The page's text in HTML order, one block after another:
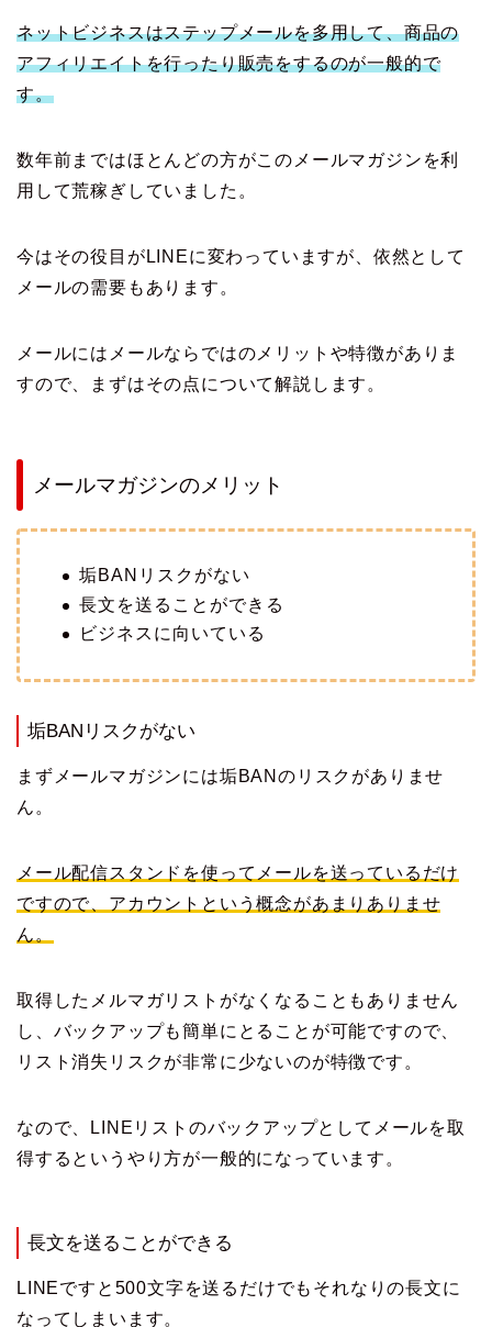
ネットビジネスはステップメールを多用して、商品の
アフィリエイトを行ったり販売をするのが一般的で
す。
数年前まではほとんどの方がこのメールマガジンを利
用して荒稼ぎしていました。
今はその役目がLINEに変わっていますが、依然として
メールの需要もあります。
メールにはメールならではのメリットや特徴がありま
すので、まずはその点について解説します。
メールマガジンのメリット
垢BANリスクがない
長文を送ることができる
ビジネスに向いている
垢BANリスクがない
まずメールマガジンには垢BANのリスクがありませ
ん。
メール配信スタンドを使ってメールを送っているだけ
ですので、アカウントという概念があまりありませ
ん。
取得したメルマガリストがなくなることもありません
し、バックアップも簡単にとることが可能ですので、
リスト消失リスクが非常に少ないのが特徴です。
なので、LINEリストのバックアップとしてメールを取
得するというやり方が一般的になっています。
長文を送ることができる
LINEですと500文字を送るだけでもそれなりの長文に
なってしまいます。